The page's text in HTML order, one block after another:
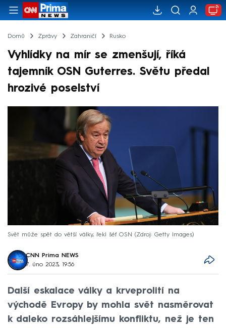
Domů Zprávy Zahraničí Rusko
Vyhlídky na mír se zmenšují, říká
tajemník OSN Guterres. Světu předal
hrozivé poselství
Svět může spět do větší války, řekl šéf OSN Zdroj: Getty Images
CNN Prima NEWS
7. úno 2023, 19:56
Další eskalace války a krveprolití na
východě Evropy by mohla svět nasměrovat
k daleko rozsáhlejšímu konfliktu, než je ten